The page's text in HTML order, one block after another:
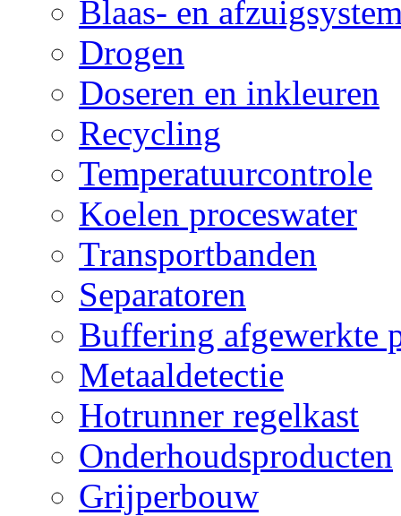
Blaas- en
Drogen
Doseren en inkleuren
Recycling
Temperatuurcontrole
Koelen proceswater
Transportbanden
Separatoren
Buffering afgewerkte
Metaaldetectie
Hotrunner regelkast
Onderhoudsproducten
Grijperbouw